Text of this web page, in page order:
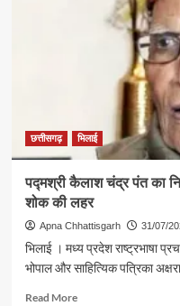
छत्तीसगढ़ भिलाई
पद्मश्री कैलाश चंद्र पंत का
शोक की लहर
Apna Chhattisgarh 31/07/
भिलाई । मध्य प्रदेश राष्ट्रभाषा
भोपाल और साहित्यिक पत्रिका
Read MoreRead